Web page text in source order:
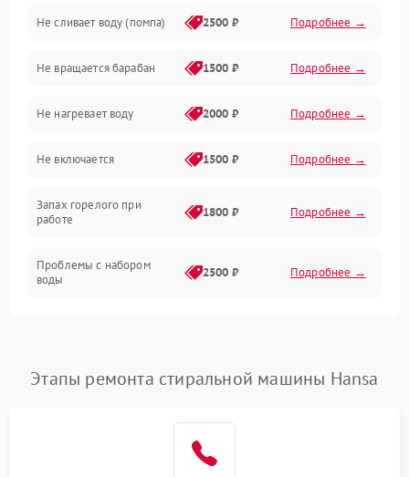
Водоснабжение
Слив
Программное обеспечение
Не сливает воду (помпа) 2500 ₽ Подробнее →
Не вращается барабан 1500 ₽ Подробнее →
Не нагревает воду 2000 ₽ Подробнее →
Не включается 1500 ₽ Подробнее →
Запах горелого при
работе
1800 ₽ Подробнее →
Проблемы с набором
воды
2500 ₽ Подробнее →
Замена платы управления Подробнее →
Этапы ремонта стиральной машины Hansa